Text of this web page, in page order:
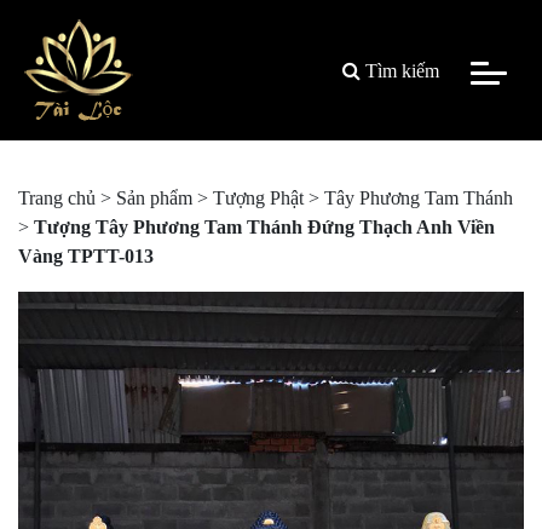
Tìm kiếm
Trang chủ > Sản phẩm > Tượng Phật > Tây Phương Tam Thánh
> Tượng Tây Phương Tam Thánh Đứng Thạch Anh Viền
Vàng TPTT-013